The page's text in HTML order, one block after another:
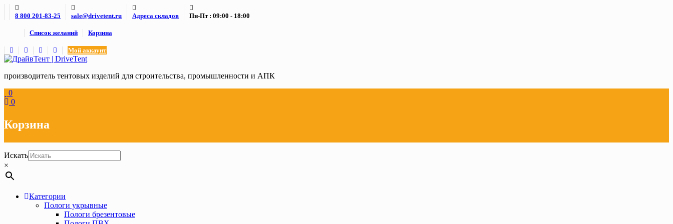
Skip
8 800 201-83-25 sale@drivetent.ru Адреса складов Пн-Пт : 09:00 - 18:00
Список желаний Корзина
Мой аккаунт
производитель тентовых изделий для строительства, промышленности и АПК
0
0
Корзина
Искать
×
Категории
Пологи укрывные
Пологи брезентовые